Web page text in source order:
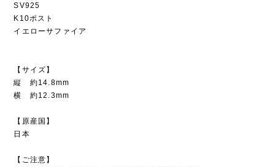
SV925
K10ポスト
イエローサファイア
【サイズ】
縦 約14.8mm
横 約12.3mm
【原産国】
日本
【ご注意】